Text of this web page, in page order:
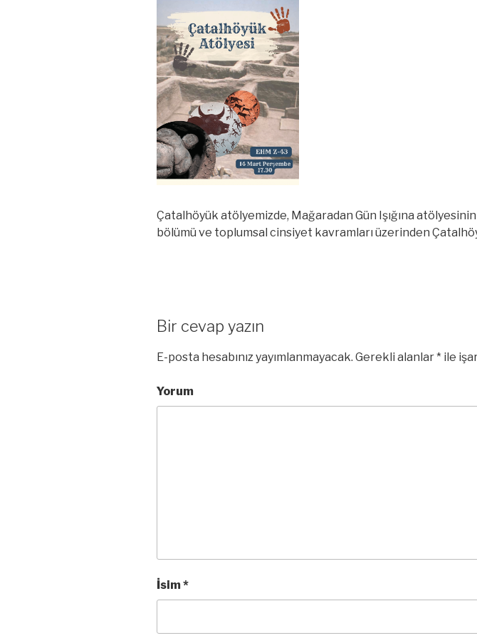
Çatalhöyük atölyemizde, Mağaradan Gün Işığına
bölümü ve toplumsal cinsiyet kavramları üzerinden
Bir cevap yazın
E-posta hesabınız yayımlanmayacak. Gerekli alanlar* ile
Yorum
İsim*